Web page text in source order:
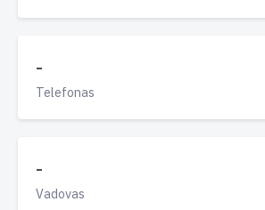
-
Telefonas
-
Vadovas